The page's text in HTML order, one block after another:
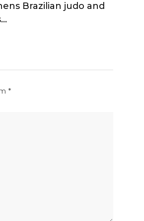
Brazilian judo and
*